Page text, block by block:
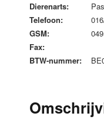
Dierenarts:
Telefoon:
GSM:
Fax:
BTW-nummer: